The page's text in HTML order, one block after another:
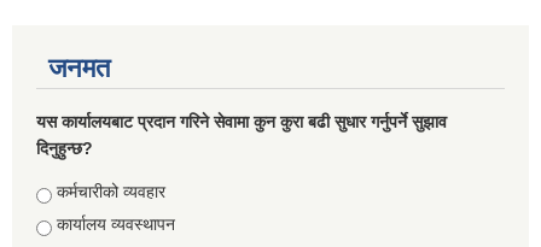
जनमत
यस कार्यालयबाट प्रदान गरिने सेवामा कुन कुरा बढी सुधार गर्नुपर्ने सुझाव
दिनुहुन्छ?
Choices
कर्मचारीको व्यवहार
कार्यालय व्यवस्थापन